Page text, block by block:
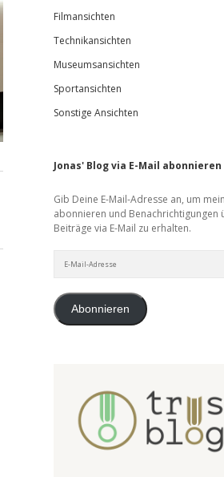
Filmansichten
Technikansichten
Museumsansichten
Sportansichten
Sonstige Ansichten
Jonas' Blog via E-Mail abonnieren
Gib Deine E-Mail-Adresse an, um
abonnieren und Benachrichtigungen
Beiträge via E-Mail zu erhalten.
Mail-
Abonnieren